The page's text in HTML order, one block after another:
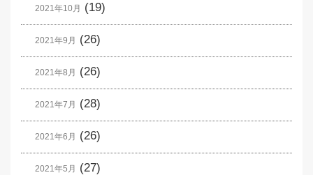
2021年10月 (19)
2021年9月 (26)
2021年8月 (26)
2021年7月 (28)
2021年6月 (26)
2021年5月 (27)